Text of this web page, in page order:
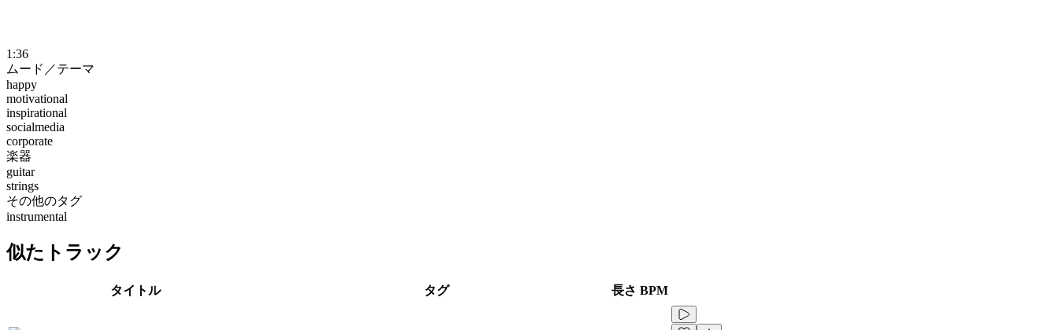
1:36
ムード／テーマ
happy
motivational
inspirational
socialmedia
corporate
楽器
guitar
strings
その他のタグ
instrumental
似たトラック
タイトル タグ 長さ BPM